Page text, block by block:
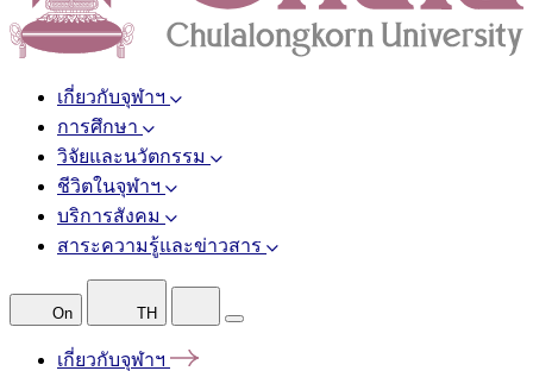
เกี่ยวกับจุฬาฯ
การศึกษา
วิจัยและนวัตกรรม
ชีวิตในจุฬาฯ
บริการสังคม
สาระความรู้และข่าวสาร
On TH
เกี่ยวกับจุฬาฯ